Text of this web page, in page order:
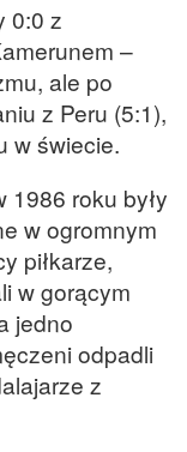
0:0 z
–
ale po
z Peru (5:1),
w świecie.
1986 roku były
w ogromnym
piłkarze,
w gorącym
jedno
odpadli
z